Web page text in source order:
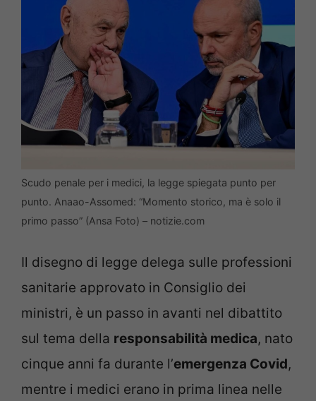
Scudo penale per i medici, la legge spiegata punto per
punto. Anaao-Assomed: “Momento storico, ma è solo il
primo passo” (Ansa Foto) – notizie.com
Il disegno di legge delega sulle professioni
sanitarie approvato in Consiglio dei
ministri, è un passo in avanti nel dibattito
sul tema della responsabilità medica, nato
cinque anni fa durante l’emergenza Covid,
mentre i medici erano in prima linea nelle